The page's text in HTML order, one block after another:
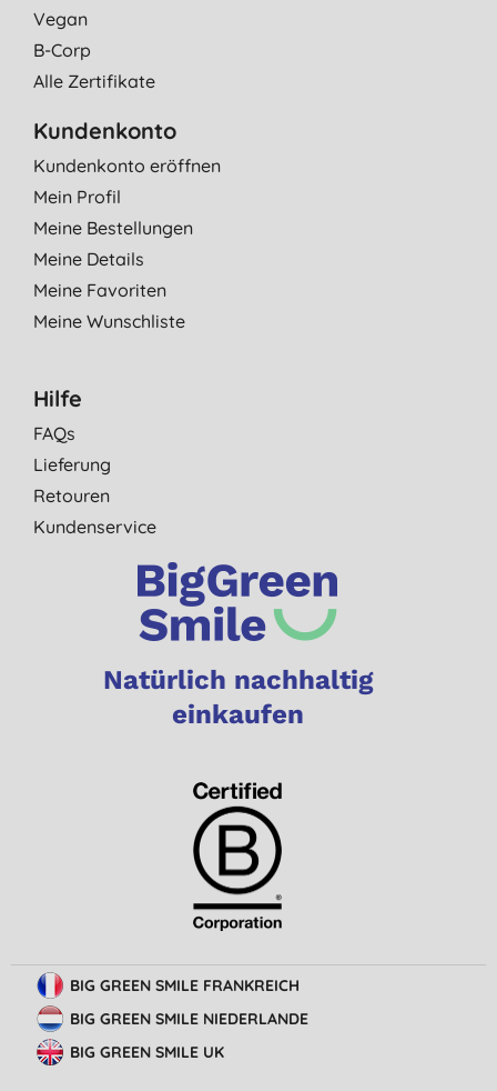
Vegan
B-Corp
Alle Zertifikate
Kundenkonto
Kundenkonto eröffnen
Mein Profil
Meine Bestellungen
Meine Details
Meine Favoriten
Meine Wunschliste
Hilfe
FAQs
Lieferung
Retouren
Kundenservice
Natürlich nachhaltig
einkaufen
BIG GREEN SMILE FRANKREICH
BIG GREEN SMILE NIEDERLANDE
BIG GREEN SMILE UK